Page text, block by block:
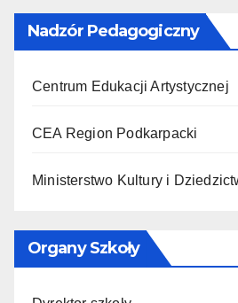
Nadzór Pedagogiczny
Centrum Edukacji Artystycznej
CEA Region Podkarpacki
Ministerstwo Kultury i
Organy Szkoły